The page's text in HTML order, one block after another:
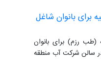
برای بانوان شاغل
رزم) برای بانوان
سالن شرکت آب منطقه